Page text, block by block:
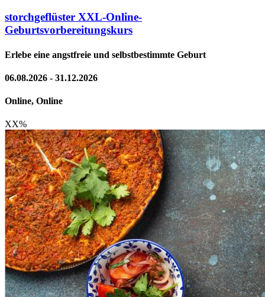
storchgeflüster XXL-Online-
Geburtsvorbereitungskurs
Erlebe eine angstfreie und selbstbestimmte Geburt
06.08.2026 - 31.12.2026
Online, Online
XX%